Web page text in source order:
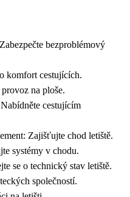
bezproblémový
komfort cestujících.
na ploše.
cestujícím
Zajišťujte chod letiště.
systémy v chodu.
se o technický stav letiště.
společností.